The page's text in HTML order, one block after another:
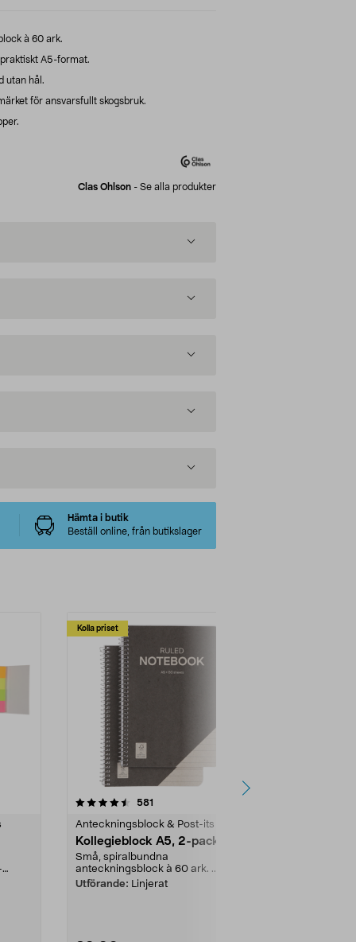
à 60 ark.
A5-format.
utan hål.
för ansvarsfullt skogsbruk.
Clas Ohlson - Se alla produkter
Hämta i butik
Beställ online, från butikslager
Kolla priset
581
Anteckningsblock & Post-its
Kollegieblock A5, 2-pack
Små, spiralbundna
anteckningsblock à 60 ark. ...
Utförande: Linjerat
4.5 av 5 stjärnor